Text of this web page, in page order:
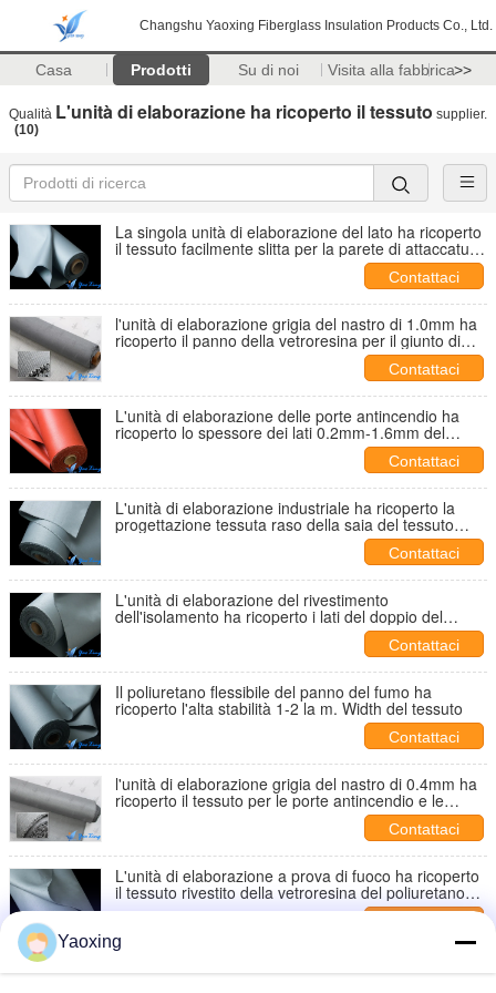
Changshu Yaoxing Fiberglass Insulation Products Co., Ltd.
Casa Prodotti Su di noi Visita alla fabbrica>>
Qualità L'unità di elaborazione ha ricoperto il tessuto supplier.
(10)
La singola unità di elaborazione del lato ha ricoperto
il tessuto facilmente slitta per la parete di attaccatura
Contattaci
l'unità di elaborazione grigia del nastro di 1.0mm ha
ricoperto il panno della vetroresina per il giunto di
Contattaci
L'unità di elaborazione delle porte antincendio ha
ricoperto lo spessore dei lati 0.2mm-1.6mm del
Contattaci
L'unità di elaborazione industriale ha ricoperto la
progettazione tessuta raso della saia del tessuto
Contattaci
L'unità di elaborazione del rivestimento
dell'isolamento ha ricoperto i lati del doppio del
Contattaci
Il poliuretano flessibile del panno del fumo ha
ricoperto l'alta stabilità 1-2 la m. Width del tessuto
Contattaci
l'unità di elaborazione grigia del nastro di 0.4mm ha
ricoperto il tessuto per le porte antincendio e le
Contattaci
L'unità di elaborazione a prova di fuoco ha ricoperto
il tessuto rivestito della vetroresina del poliuretano
del panno del FUMO
L'unità di elaborazione di resistenza all'abrasione ha
Yaoxing